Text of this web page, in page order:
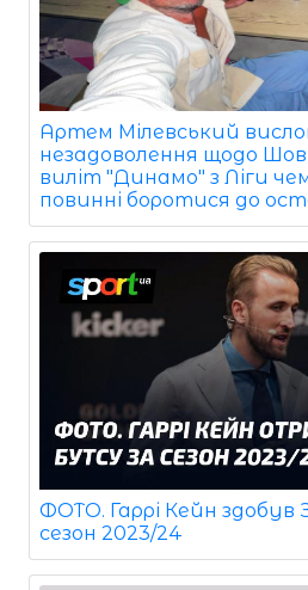
Артем Мілевський
незадоволення щодо
виліт "Динамо" з Ліги
повинні боротися до
ФОТО. Гаррі Кейн
сезон 2023/24